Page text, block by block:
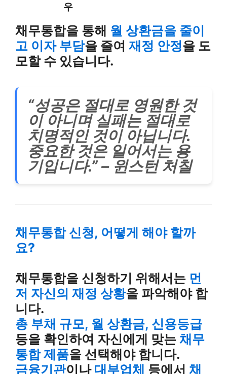
우
채무통합을 통해 월 상환금을 줄이
고 이자 부담을 줄여 재정 안정을 도
모할 수 있습니다.
“성공은 절대로 영원한 것
이 아니며 실패는 절대로
치명적인 것이 아닙니다.
중요한 것은 일어서는 용
기입니다.” – 윈스턴 처칠
채무통합 신청, 어떻게 해야 할까
요?
채무통합을 신청하기 위해서는 먼
저 자신의 재정 상황을 파악해야 합
니다.
총 부채 규모, 월 상환금, 신용등급
등을 확인하여 자신에게 맞는 채무
통합 제품을 선택해야 합니다.
금융기관이나 대부업체 등에서 채